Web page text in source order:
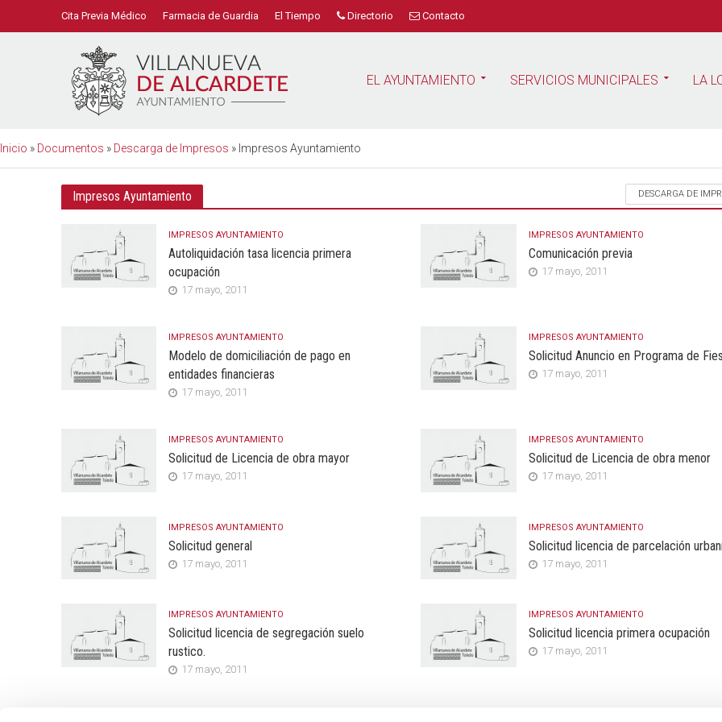
Cita Previa Médico Farmacia de Guardia El Tiempo Directorio Contacto
EL AYUNTAMIENTO SERVICIOS MUNICIPALES LA
Inicio » Documentos » Descarga de Impresos » Impresos Ayuntamiento
Impresos Ayuntamiento DESCARGA DE
IMPRESOS AYUNTAMIENTO
Autoliquidación tasa licencia primera
ocupación
17 mayo, 2011
IMPRESOS AYUNTAMIENTO
Comunicación previa
17 mayo, 2011
IMPRESOS AYUNTAMIENTO
Modelo de domiciliación de pago en
entidades financieras
17 mayo, 2011
IMPRESOS AYUNTAMIENTO
Solicitud Anuncio en Programa de
17 mayo, 2011
IMPRESOS AYUNTAMIENTO
Solicitud de Licencia de obra mayor
17 mayo, 2011
IMPRESOS AYUNTAMIENTO
Solicitud de Licencia de obra menor
17 mayo, 2011
IMPRESOS AYUNTAMIENTO
Solicitud general
17 mayo, 2011
IMPRESOS AYUNTAMIENTO
Solicitud licencia de parcelación
17 mayo, 2011
IMPRESOS AYUNTAMIENTO
Solicitud licencia de segregación suelo
rustico.
17 mayo, 2011
IMPRESOS AYUNTAMIENTO
Solicitud licencia primera ocupación
17 mayo, 2011